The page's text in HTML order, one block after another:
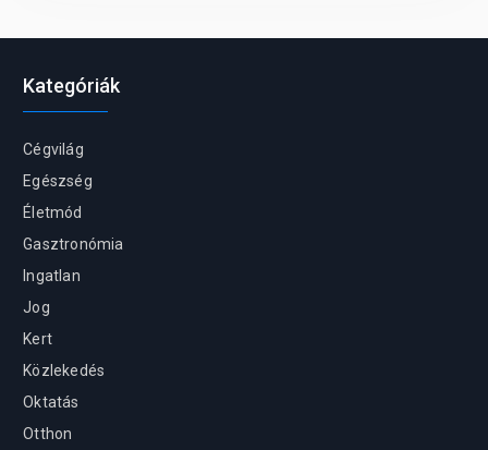
Kategóriák
Cégvilág
Egészség
Életmód
Gasztronómia
Ingatlan
Jog
Kert
Közlekedés
Oktatás
Otthon